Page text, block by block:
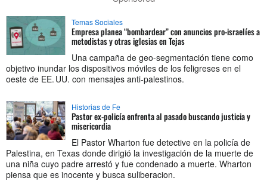
Temas Sociales
Empresa planea “bombardear” con anuncios pro-israelíes a
metodistas y otras iglesias en Tejas
Una campaña de geo-segmentación tiene como
objetivo inundar los dispositivos móviles de los feligreses en el
oeste de EE. UU. con mensajes anti-palestinos.
Historias de Fe
Pastor ex-policía enfrenta al pasado buscando justicia y
misericordia
El Pastor Wharton fue detective en la policía de
Palestina, en Texas donde dirigió la investigación de la muerte de
una niña cuyo padre arrestó y fue condenado a muerte. Wharton
piensa que es inocente y busca suliberacion.